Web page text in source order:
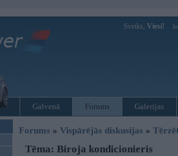
Sveiks, Viesi!
Galvenā Forums Galerijas
Forums » Vispārējās diskusijas »
Tēma: Biroja kondicionieris